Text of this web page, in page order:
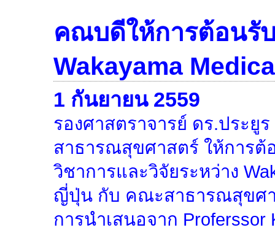
คณบดีให้การต้อนรั
Wakayama
1 กันยายน 2559
รองศาสตราจารย์ ดร.ประ
สาธารณสุขศาสตร์ ให้การต้
วิชาการและวิจัยระหว่าง
ญี่ปุ่น กับ คณะสาธารณสุขศ
การนำเสนอจาก Proferssor